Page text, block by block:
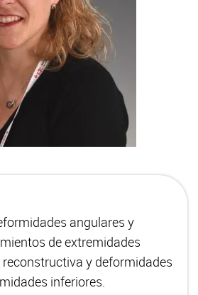
angulares y
de extremidades
y deformidades
inferiores.